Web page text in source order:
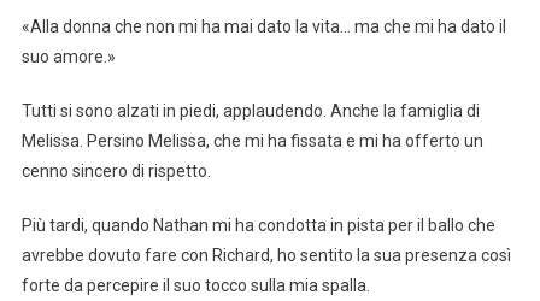
«Alla donna che non mi ha mai dato la vita… ma che mi ha dato il
suo amore.»
Tutti si sono alzati in piedi, applaudendo. Anche la famiglia di
Melissa. Persino Melissa, che mi ha fissata e mi ha offerto un
cenno sincero di rispetto.
Più tardi, quando Nathan mi ha condotta in pista per il ballo che
avrebbe dovuto fare con Richard, ho sentito la sua presenza così
forte da percepire il suo tocco sulla mia spalla.